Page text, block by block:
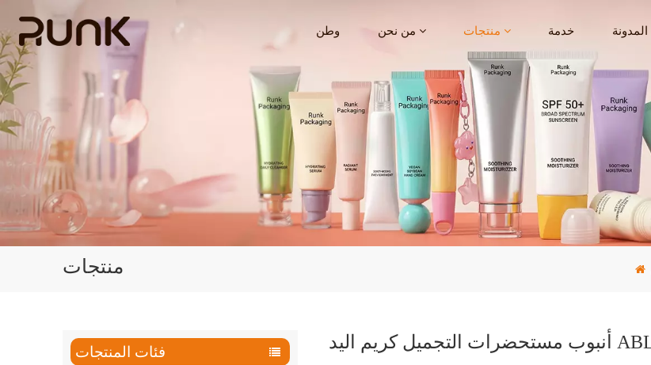
وطن من نحن منتجات خدمة المدونة
منتجات
فئات المنتجات